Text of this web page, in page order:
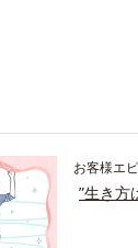
お客様エ
”生き方